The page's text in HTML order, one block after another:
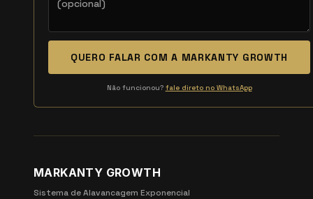
QUERO FALAR COM A MARKANTY GROWTH
Não funcionou? fale direto no WhatsApp
MARKANTY GROWTH
Sistema de Alavancagem Exponencial